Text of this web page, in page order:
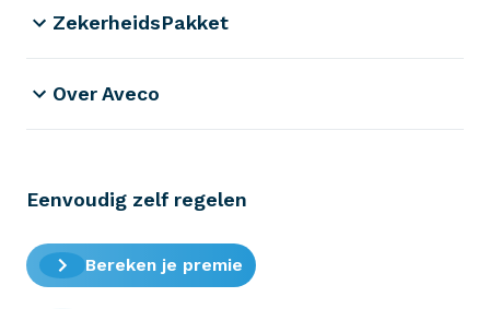
ZekerheidsPakket
Over Aveco
Eenvoudig zelf regelen
Bereken je premie